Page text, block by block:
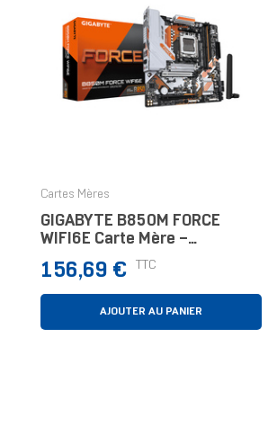
Cartes Mères
GIGABYTE B850M FORCE
WIFI6E Carte Mère –
Compatible Avec Les
Processeurs AMD Ryzen Série
9000, VRM Numérique 8+2+2
Phases, Jusqu
Prix
156,69 € TTC
AJOUTER AU PANIER